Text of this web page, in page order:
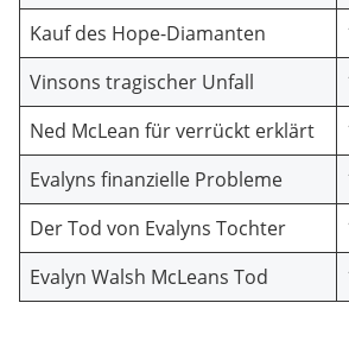
Kauf des Hope-Diamanten
Vinsons tragischer Unfall
Ned McLean für verrückt erklärt
Evalyns finanzielle Probleme
Der Tod von Evalyns Tochter
Evalyn Walsh McLeans Tod